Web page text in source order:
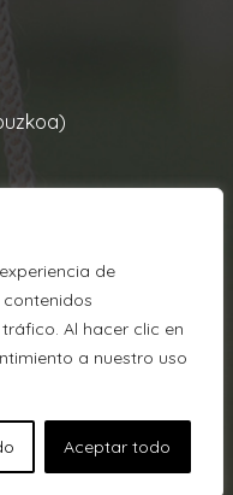
de
Al hacer clic en
a nuestro uso
Aceptar todo